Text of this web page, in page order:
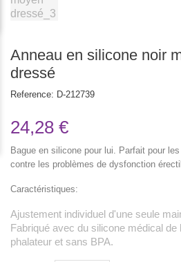
Anneau en silicone noir
dressé
Reference: D-212739
24,28 €
Bague en silicone pour lui. Parfait pour
contre les problèmes de dysfonction
Caractéristiques:
Ajustement individuel d'une seule
Fabriqué avec du silicone médical de
phalateur et sans BPA.